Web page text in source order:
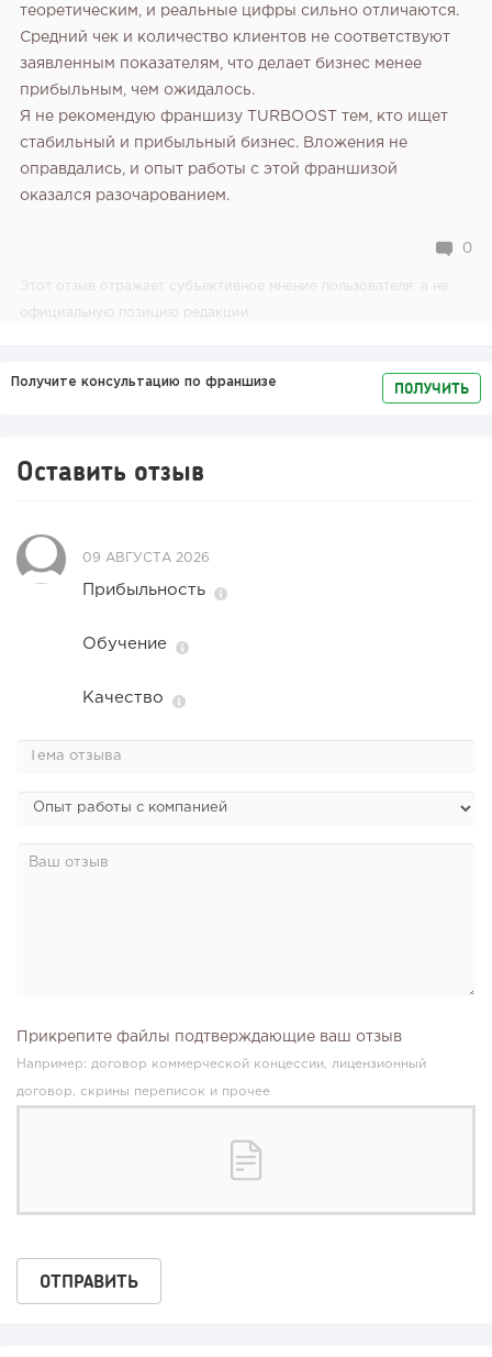
теоретическим, и реальные цифры сильно отличаются.
Средний чек и количество клиентов не соответствуют
заявленным показателям, что делает бизнес менее
прибыльным, чем ожидалось.
Я не рекомендую франшизу TURBOOST тем, кто ищет
стабильный и прибыльный бизнес. Вложения не
оправдались, и опыт работы с этой франшизой
оказался разочарованием.
0
Этот отзыв отражает субъективное мнение пользователя, а не
официальную позицию редакции.
Получите консультацию по франшизе ПОЛУЧИТЬ
Оставить отзыв
09 АВГУСТА 2026
Прибыльность
Обучение
Качество
Прикрепите файлы подтверждающие ваш отзыв
Например: договор коммерческой концессии, лицензионный
договор, скрины переписок и прочее